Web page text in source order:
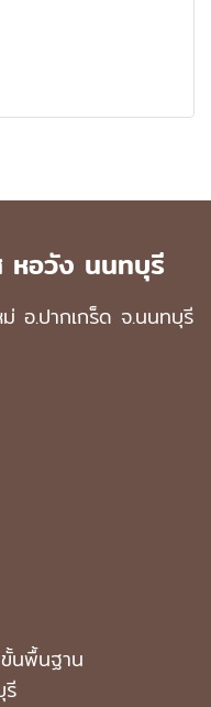
หอวัง นนทบุรี
อ.ปากเกร็ด จ.นนทบุรี
นพื้นฐาน